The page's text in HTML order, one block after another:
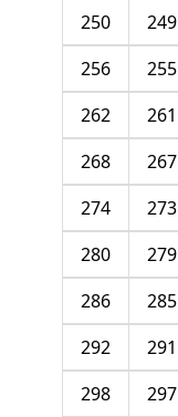
249
250
255
256
261
262
267
268
273
274
279
280
285
286
291
292
297
298